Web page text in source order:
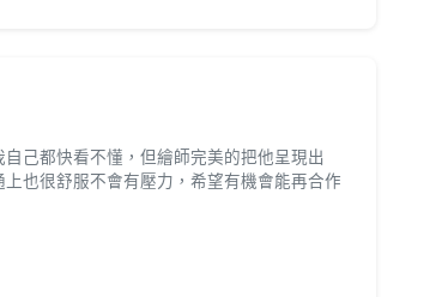
己都快看不懂，但繪師完美的把他呈現出
也很舒服不會有壓力，希望有機會能再合作